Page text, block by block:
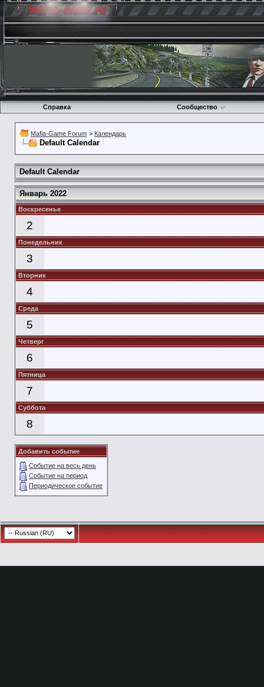
Справка Сообщество
Mafia-Game Forum > Календарь
Default Calendar
Default Calendar
Январь 2022
Воскресенье
2
Понедельник
3
Вторник
4
Среда
5
Четверг
6
Пятница
7
Суббота
8
Добавить событие
Событие на весь день
Событие на период
Периодическое событие